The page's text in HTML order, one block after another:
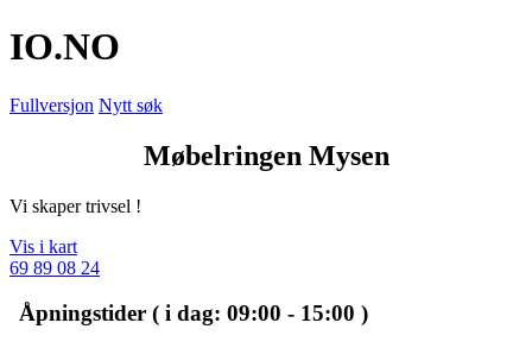
IO.NO
Fullversjon Nytt søk
Møbelringen Mysen
Vi skaper trivsel !
Vis i kart
69 89 08 24
Åpningstider ( i dag: 09:00 - 15:00 )